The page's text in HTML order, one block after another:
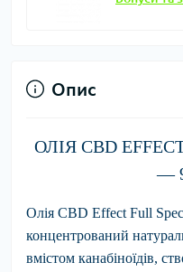
Опис
ОЛІЯ CBD
—
Олія CBD Effect Full
концентрований
вмістом канабіноїдів,